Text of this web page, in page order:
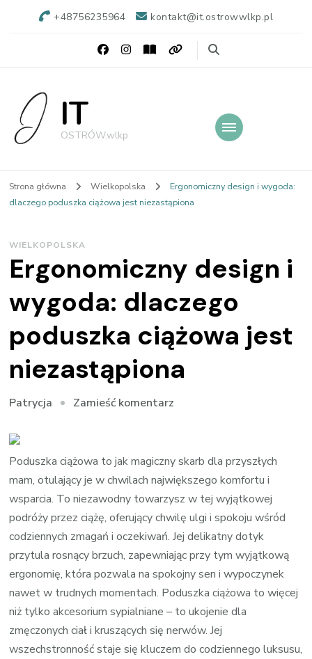
+48756235964 kontakt@it.ostrowwlkp.pl
IT
OSTRÓW.wlkp
Strona główna Wielkopolska
Ergonomiczny design i wygoda:
dlaczego poduszka ciążowa jest niezastąpiona
WIELKOPOLSKA
Ergonomiczny design i
wygoda: dlaczego
poduszka ciążowa jest
niezastąpiona
Patrycja Zamieść komentarz
design
i
wygoda:
dlaczego
poduszka
ciążowa
jest
niezastąpiona
Poduszka ciążowa to jak magiczny skarb dla przyszłych
mam, otulający je w chwilach największego komfortu i
wsparcia. To niezawodny towarzysz w tej wyjątkowej
podróży przez ciążę, oferujący chwilę ulgi i spokoju wśród
codziennych zmagań i oczekiwań. Jej delikatny dotyk
przytula rosnący brzuch, zapewniając przy tym wyjątkową
ergonomię, która pozwala na spokojny sen i wypoczynek
nawet w trudnych momentach. Poduszka ciążowa to więcej
niż tylko akcesorium sypialniane – to ukojenie dla
zmęczonych ciał i kruszących się nerwów. Jej
wszechstronność staje się kluczem do codziennego luksusu,